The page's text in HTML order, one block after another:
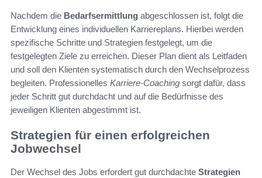
Nachdem die Bedarfsermittlung abgeschlossen ist, folgt die
Entwicklung eines individuellen Karriereplans. Hierbei werden
spezifische Schritte und Strategien festgelegt, um die
festgelegten Ziele zu erreichen. Dieser Plan dient als Leitfaden
und soll den Klienten systematisch durch den Wechselprozess
begleiten. Professionelles Karriere-Coaching sorgt dafür, dass
jeder Schritt gut durchdacht und auf die Bedürfnisse des
jeweiligen Klienten abgestimmt ist.
Strategien für einen erfolgreichen
Jobwechsel
Der Wechsel des Jobs erfordert gut durchdachte Strategien